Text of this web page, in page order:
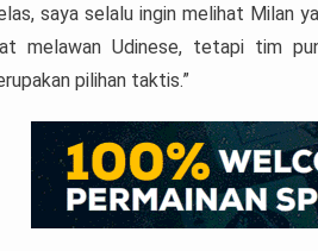
saya selalu ingin melihat Milan
melawan Udinese, tetapi tim
pilihan taktis.”